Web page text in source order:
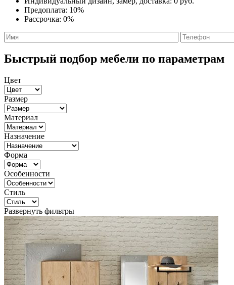
Предоплата: 10%
Рассрочка: 0%
Быстрый подбор мебели по параметрам
Цвет
Размер
Материал
Назначение
Форма
Особенности
Стиль
Развернуть фильтры